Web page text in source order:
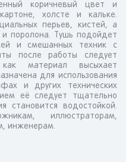
коричневый цвет и
холсте и кальке.
перьев, кистей, а
поролона. Тушь подойдет
и смешанных техник с
после работы следует
материал высыхает
для использования
и других технических
её следует тщательно
становится водостойкой.
иллюстраторам,
инженерам.